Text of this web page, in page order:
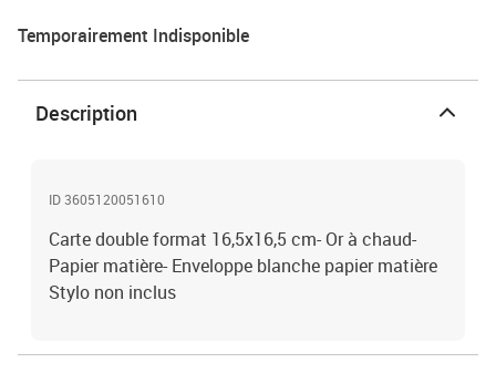
Temporairement Indisponible
Description
ID 3605120051610
Carte double format 16,5x16,5 cm- Or à chaud-
Papier matière- Enveloppe blanche papier matière
Stylo non inclus